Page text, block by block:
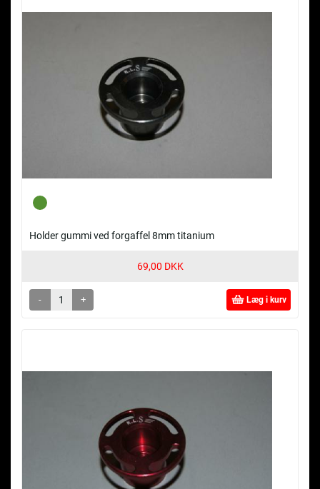
Holder gummi ved forgaffel 8mm titanium
69,00 DKK
- + Læg i kurv